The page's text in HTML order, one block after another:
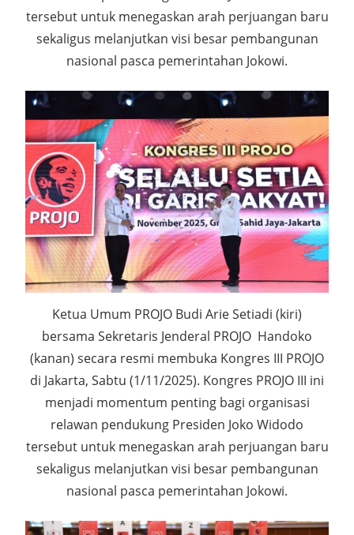
tersebut untuk menegaskan arah perjuangan baru
sekaligus melanjutkan visi besar pembangunan
nasional pasca pemerintahan Jokowi.
Ketua Umum PROJO Budi Arie Setiadi (kiri)
bersama Sekretaris Jenderal PROJO Handoko
(kanan) secara resmi membuka Kongres III PROJO
di Jakarta, Sabtu (1/11/2025). Kongres PROJO III ini
menjadi momentum penting bagi organisasi
relawan pendukung Presiden Joko Widodo
tersebut untuk menegaskan arah perjuangan baru
sekaligus melanjutkan visi besar pembangunan
nasional pasca pemerintahan Jokowi.